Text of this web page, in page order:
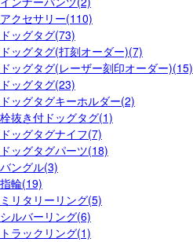
アクセサリー(110)
ドッグタグ(73)
ドッグタグ(打刻オーダー)(7)
ドッグタグ(レーザー刻印オーダー)(15)
ドッグタグ(23)
ドッグタグキーホルダー(2)
栓抜き付ドッグタグ(1)
ドッグタグナイフ(7)
ドッグタグパーツ(18)
バングル(3)
指輪(19)
ミリタリーリング(5)
シルバーリング(6)
トラックリング(1)